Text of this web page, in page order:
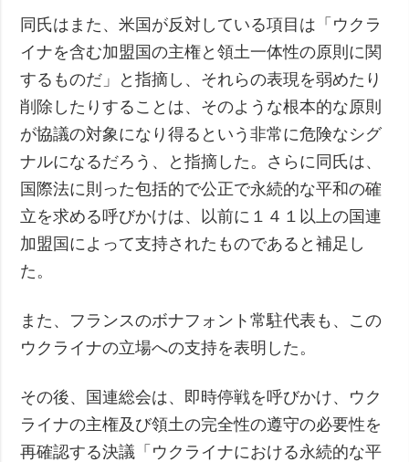
同氏はまた、米国が反対している項目は「ウクラ
イナを含む加盟国の主権と領土一体性の原則に関
するものだ」と指摘し、それらの表現を弱めたり
削除したりすることは、そのような根本的な原則
が協議の対象になり得るという非常に危険なシグ
ナルになるだろう、と指摘した。さらに同氏は、
国際法に則った包括的で公正で永続的な平和の確
立を求める呼びかけは、以前に１４１以上の国連
加盟国によって支持されたものであると補足し
た。
また、フランスのボナフォント常駐代表も、この
ウクライナの立場への支持を表明した。
その後、国連総会は、即時停戦を呼びかけ、ウク
ライナの主権及び領土の完全性の遵守の必要性を
再確認する決議「ウクライナにおける永続的な平